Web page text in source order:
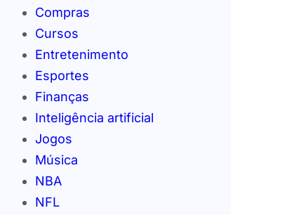
Compras
Cursos
Entretenimento
Esportes
Finanças
Inteligência artificial
Jogos
Música
NBA
NFL